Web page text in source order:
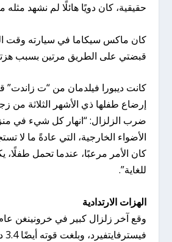
حقيقية، كان دويًا هائلًا لم نشهد مثله
كان ماكس سيكاما في سيارته وقت
قبضتي على الطريق مرتين بسبب
كانت ديبورا فيلدمان من “ت زاندت”
إرضاع طفلها ذي الأشهر الثلاثة من
ضرب الزلزال: “انهار كل شيء في
الأضواء الخارجية، التي عادةً ما لا
كان الأمر مرعبًا، عندما تحمل طفلًا،
للغاية”.
الهزات الارتدادية